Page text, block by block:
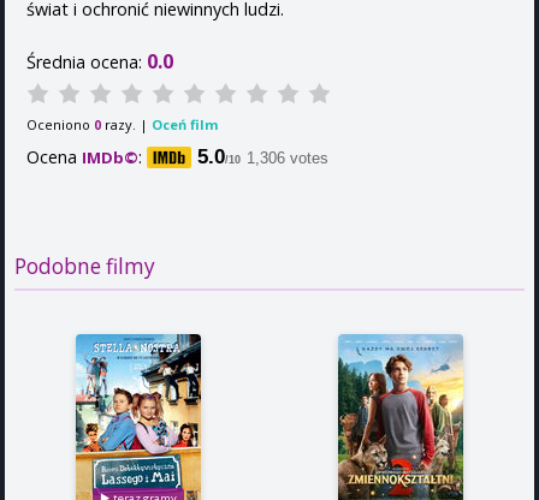
świat i ochronić niewinnych ludzi.
Średnia ocena: 0.0
Oceniono 0 razy. | Oceń film
Ocena IMDb©: 5.0/10 1,306 votes
Podobne filmy